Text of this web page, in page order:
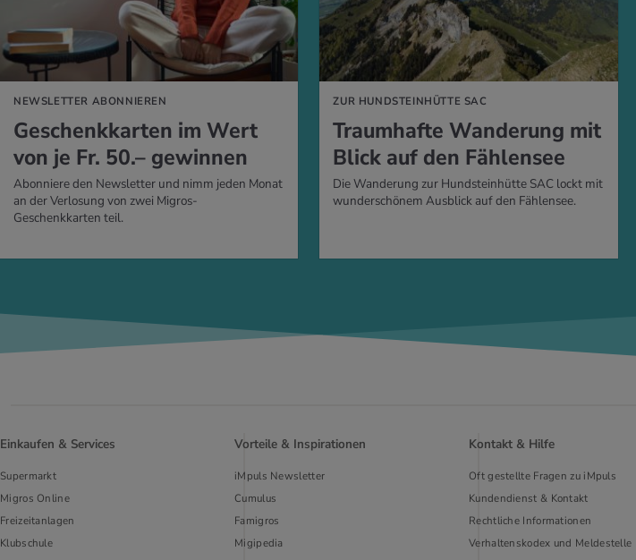
NEWSLETTER ABONNIEREN
Geschenkkarten im Wert
von je Fr. 50.– gewinnen
Abonniere den Newsletter und nimm jeden Monat
an der Verlosung von zwei Migros-
Geschenkkarten teil.
ZUR HUNDSTEINHÜTTE SAC
Traumhafte Wanderung mit
Blick auf den Fählensee
Die Wanderung zur Hundsteinhütte SAC lockt mit
wunderschönem Ausblick auf den Fählensee.
Einkaufen & Services
Supermarkt
Migros Online
Freizeitanlagen
Klubschule
Vorteile & Inspirationen
iMpuls Newsletter
Cumulus
Famigros
Migipedia
Kontakt & Hilfe
Oft gestellte Fragen zu iMpuls
Kundendienst & Kontakt
Rechtliche Informationen
Verhaltenskodex und Meldestelle